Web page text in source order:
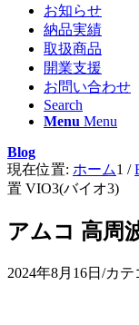
お知らせ
納品実績
取扱商品
開業支援
お問い合わせ
Search
Menu Menu
Blog
現在位置: ホーム1 /
置 VIO3(バイオ3)
アムコ 高周
2024年8月16日 /カテ